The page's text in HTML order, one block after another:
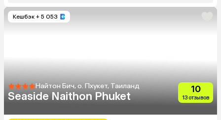
Кешбэк + 5 053
Найтон Бич, о. Пхукет, Таиланд
Seaside Naithon Phuket
10
13 отзывов